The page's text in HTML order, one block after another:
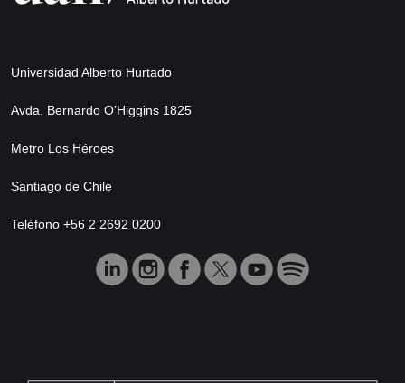
Universidad Alberto Hurtado
Avda. Bernardo O’Higgins 1825
Metro Los Héroes
Santiago de Chile
Teléfono +56 2 2692 0200